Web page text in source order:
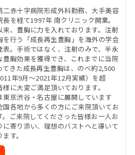
二赤十字病院形成外科勤務、大手美容
長を経て1997年 南クリニック開業。
来、豊胸に力を入れております。注射
を行う「成長再生豊胸」を海外の学会
表。手術ではなく、注射のみで、半永
豊胸効果を獲得でき、これまでに当院
てきた成長再生豊胸は、のべ約2,500
年9月〜2021年12月実績）を超
様に大変ご満足頂いております。
東京渋谷・名古屋に展開しています
国各地から多くの方にご来院頂いてお
。ご来院してくださった皆様お一人お
に寄り添い、理想のバストへと導いて
す。